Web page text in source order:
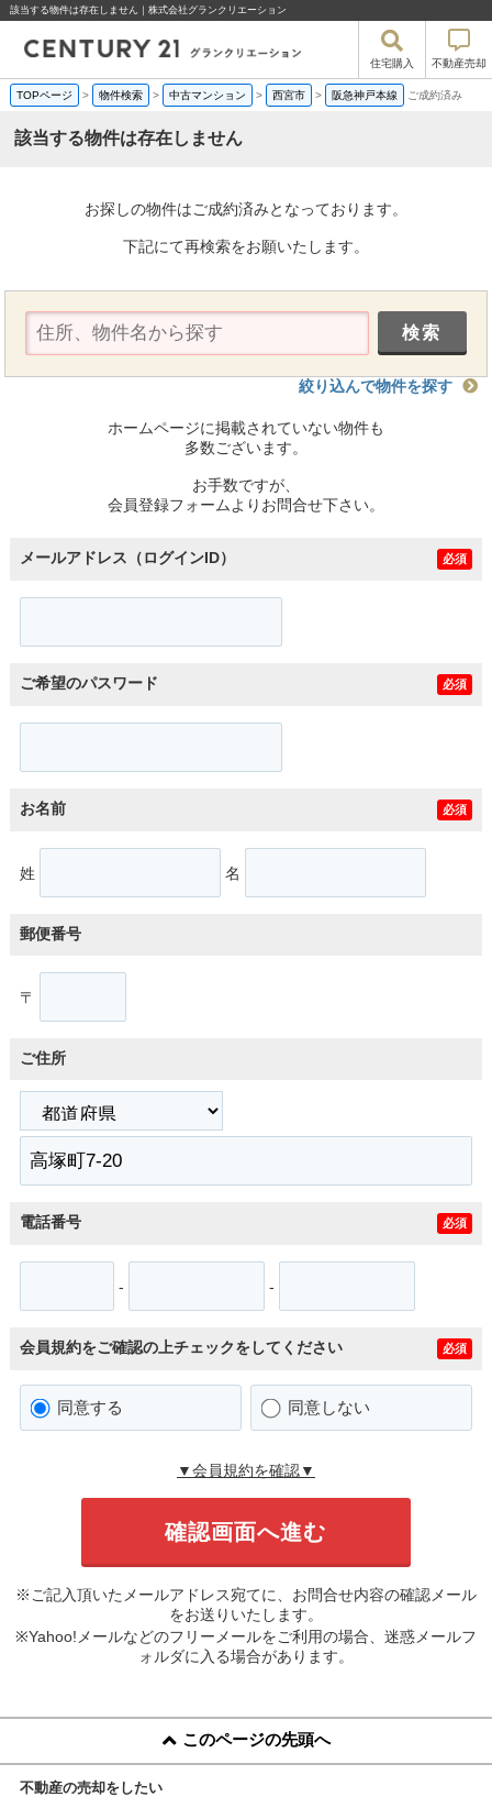
該当する物件は存在しません｜株式会社グランクリエーション
住宅購入 不動産売却
TOPページ > 物件検索 > 中古マンション > 西宮市 > 阪急神戸本線 ご成約済み
該当する物件は存在しません
お探しの物件はご成約済みとなっております。
下記にて再検索をお願いたします。
絞り込んで物件を探す
ホームページに掲載されていない物件も
多数ございます。
お手数ですが、
会員登録フォームよりお問合せ下さい。
メールアドレス（ログインID） 必須
ご希望のパスワード 必須
お名前 必須
姓 名
郵便番号
〒
ご住所
電話番号 必須
- -
会員規約をご確認の上チェックをしてください 必須
同意する 同意しない
▼会員規約を確認▼
※ご記入頂いたメールアドレス宛てに、お問合せ内容の確認メール
をお送りいたします。
※Yahoo!メールなどのフリーメールをご利用の場合、迷惑メールフ
ォルダに入る場合があります。
このページの先頭へ
不動産の売却をしたい